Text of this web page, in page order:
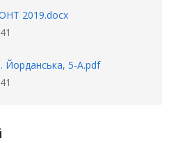
2019.docx
Йорданська, 5-А.pdf